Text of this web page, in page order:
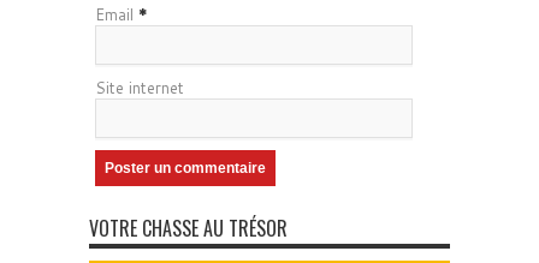
Email *
Site internet
VOTRE CHASSE AU TRÉSOR